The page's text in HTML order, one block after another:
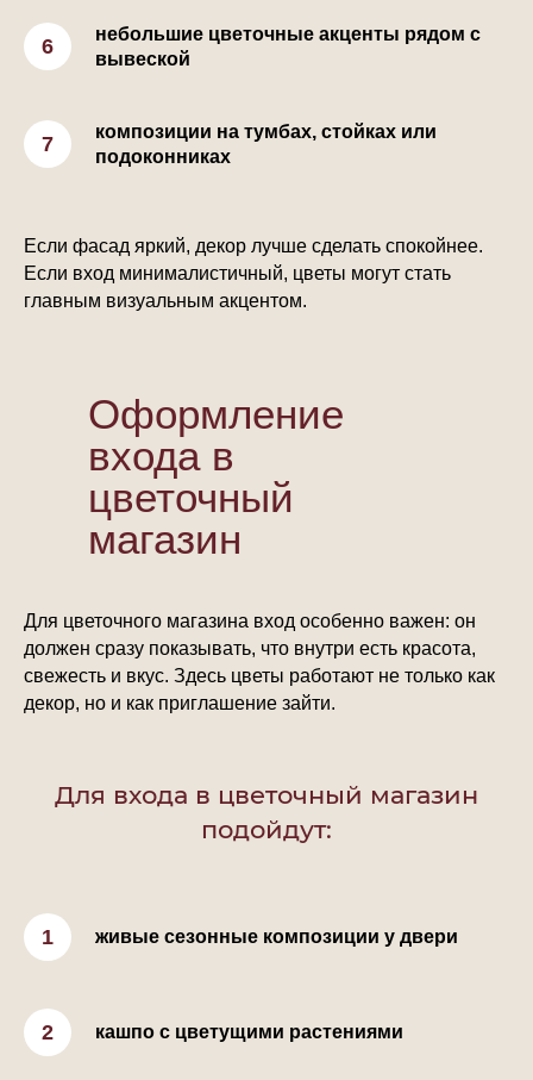
небольшие цветочные акценты рядом с
вывеской
композиции на тумбах, стойках или
подоконниках
Если фасад яркий, декор лучше сделать спокойнее.
Если вход минималистичный, цветы могут стать
главным визуальным акцентом.
Оформление
входа в
цветочный
магазин
Для цветочного магазина вход особенно важен: он
должен сразу показывать, что внутри есть красота,
свежесть и вкус. Здесь цветы работают не только как
декор, но и как приглашение зайти.
Для входа в цветочный магазин
подойдут:
живые сезонные композиции у двери
кашпо с цветущими растениями